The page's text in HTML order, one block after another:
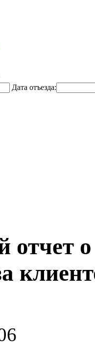
Дата отъезда:
отчет